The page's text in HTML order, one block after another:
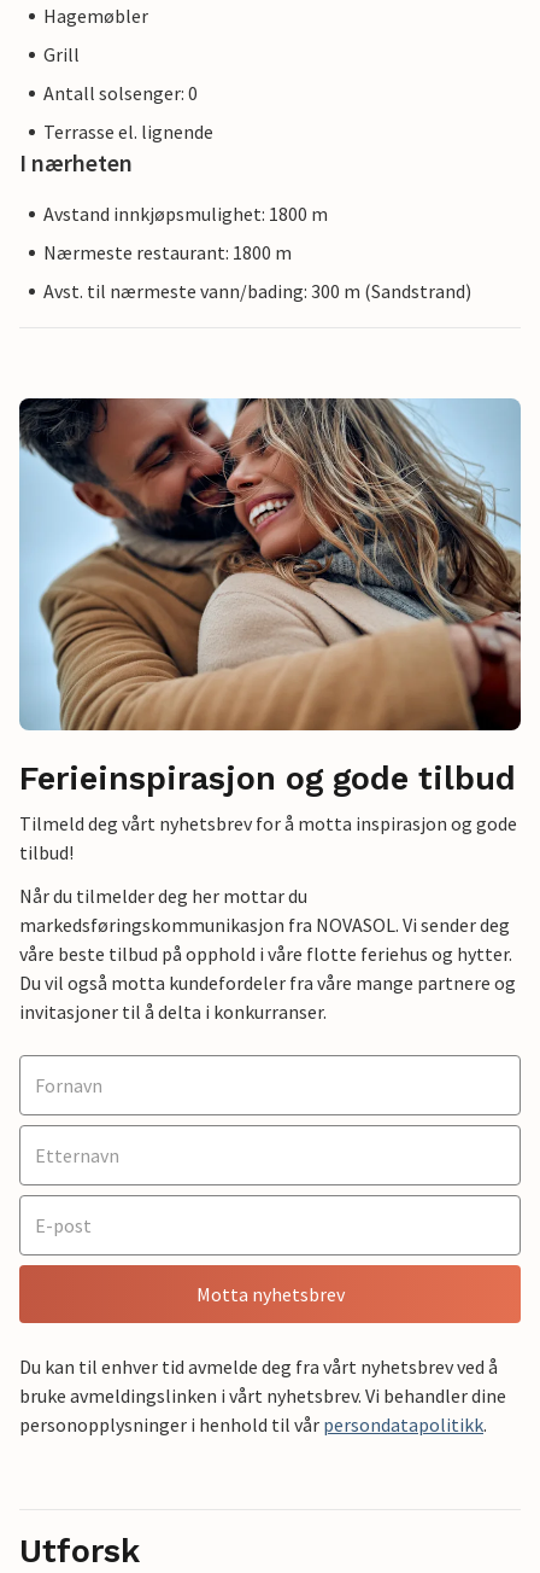
Hagemøbler
Grill
Antall solsenger: 0
Terrasse el. lignende
I nærheten
Avstand innkjøpsmulighet: 1800 m
Nærmeste restaurant: 1800 m
Avst. til nærmeste vann/bading: 300 m (Sandstrand)
Ferieinspirasjon og gode tilbud
Tilmeld deg vårt nyhetsbrev for å motta inspirasjon og gode
tilbud!
Når du tilmelder deg her mottar du
markedsføringskommunikasjon fra NOVASOL. Vi sender deg
våre beste tilbud på opphold i våre flotte feriehus og hytter.
Du vil også motta kundefordeler fra våre mange partnere og
invitasjoner til å delta i konkurranser.
Motta nyhetsbrev
Du kan til enhver tid avmelde deg fra vårt nyhetsbrev ved å
bruke avmeldingslinken i vårt nyhetsbrev. Vi behandler dine
personopplysninger i henhold til vår persondatapolitikk.
Utforsk